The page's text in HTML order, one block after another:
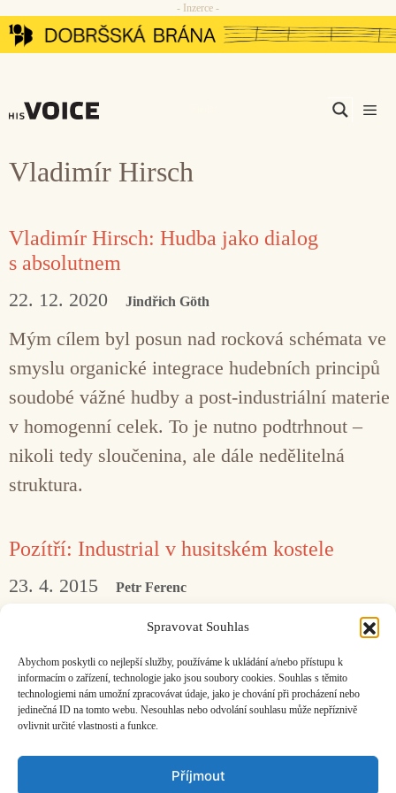
Spravovat Souhlas
Abychom poskytli co nejlepší služby, používáme k ukládání a/nebo přístupu k
informacím o zařízení, technologie jako jsou soubory cookies. Souhlas s těmito
technologiemi nám umožní zpracovávat údaje, jako je chování při procházení nebo
jedinečná ID na tomto webu. Nesouhlas nebo odvolání souhlasu může nepříznivě
ovlivnit určité vlastnosti a funkce.
Příjmout
Přeskočit
na
- Inzerce -
Vladimír Hirsch
Vladimír Hirsch: Hudba jako dialog
s absolutnem
22. 12. 2020 Jindřich Göth
Mým cílem byl posun nad rocková schémata ve
smyslu organické integrace hudebních principů
soudobé vážné hudby a post-industriální materie
v homogenní celek. To je nutno podtrhnout –
nikoli tedy sloučenina, ale dále nedělitelná
struktura.
Pozítří: Industrial v husitském kostele
23. 4. 2015 Petr Ferenc
Ars Morta Universum a/nebo Raveboy zvou
na Koncert dvou legend experimentální
industrálně-ambientní scény.